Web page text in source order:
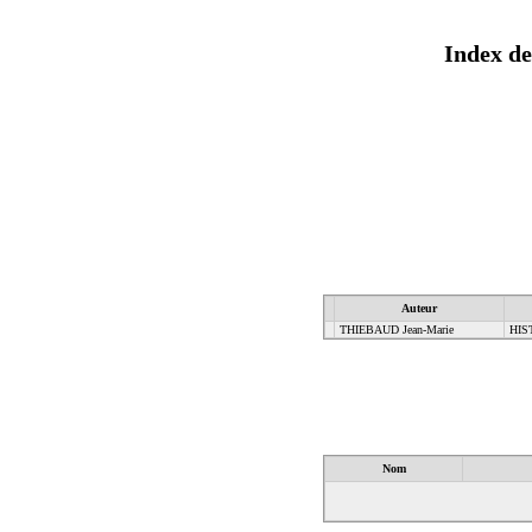
Index
Auteur
THIEBAUD Jean-Marie
Nom